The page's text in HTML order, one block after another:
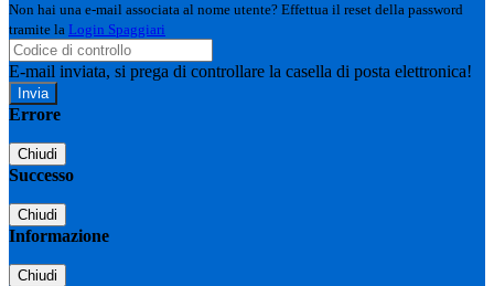
Non hai una e-mail associata al nome utente? Effettua il reset della password
tramite la Login Spaggiari
E-mail inviata, si prega di controllare la casella di posta elettronica!
Errore
Chiudi
Successo
Chiudi
Informazione
Chiudi